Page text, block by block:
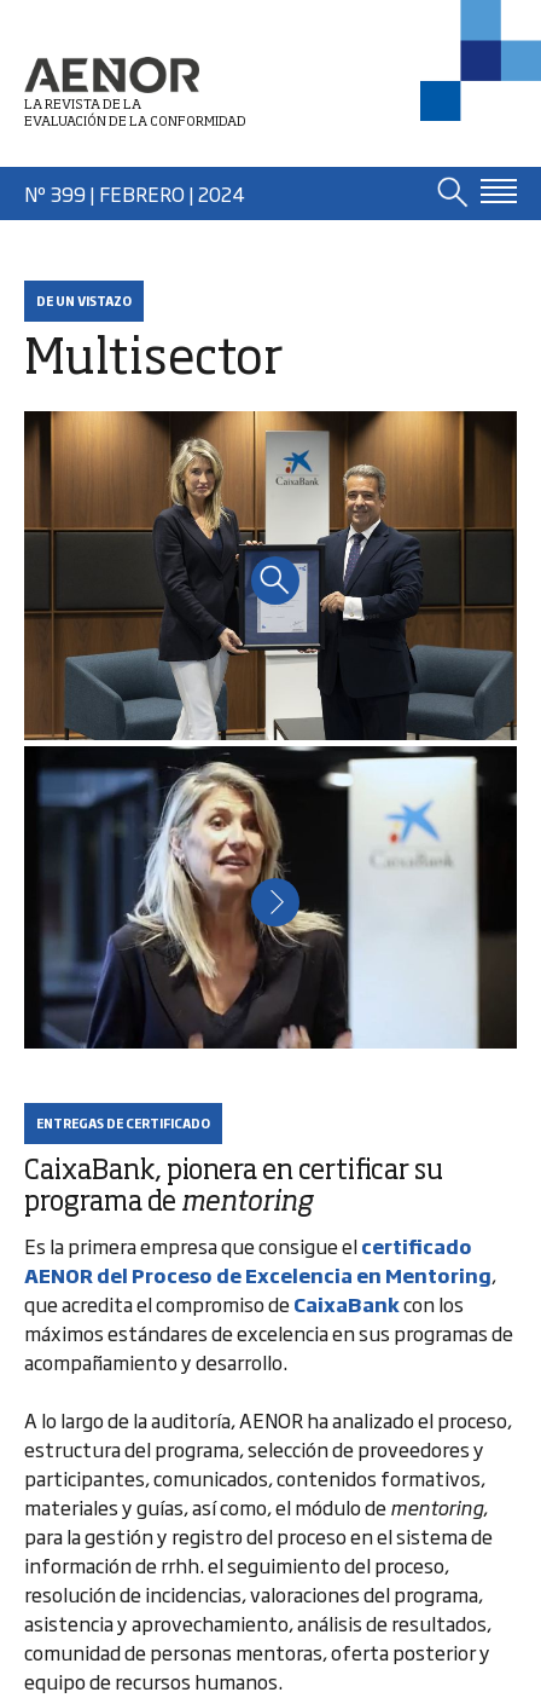
LA REVISTA DE LA
EVALUACIÓN DE LA CONFORMIDAD
Nº 399 | FEBRERO| 2024
DE UN VISTAZO
Multisector
ENTREGAS DE CERTIFICADO
CaixaBank, pionera en certificar su
programa de mentoring
Es la primera empresa que consigue elcertificado
AENOR del Proceso de Excelencia en Mentoring,
que acredita el compromiso deCaixaBankcon los
máximos estándares de excelencia en sus programas de
acompañamiento y desarrollo.
A lo largo de la auditoría, AENOR ha analizado el proceso,
estructura del programa, selección de proveedores y
participantes, comunicados, contenidos formativos,
materiales y guías, así como, el módulo dementoring,
para la gestión y registro del proceso en el sistema de
información de rrhh. el seguimiento del proceso,
resolución de incidencias, valoraciones del programa,
asistencia y aprovechamiento, análisis de resultados,
comunidad de personas mentoras, oferta posterior y
equipo de recursos humanos.